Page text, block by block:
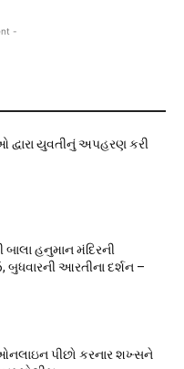
-
દ્વારા યુવતીનું અપહરણ કરી
હનુમાન મંદિરની
બુધવારની આરતીના દર્શન –
ઓનલાઇન પીછો કરનાર શખ્સને